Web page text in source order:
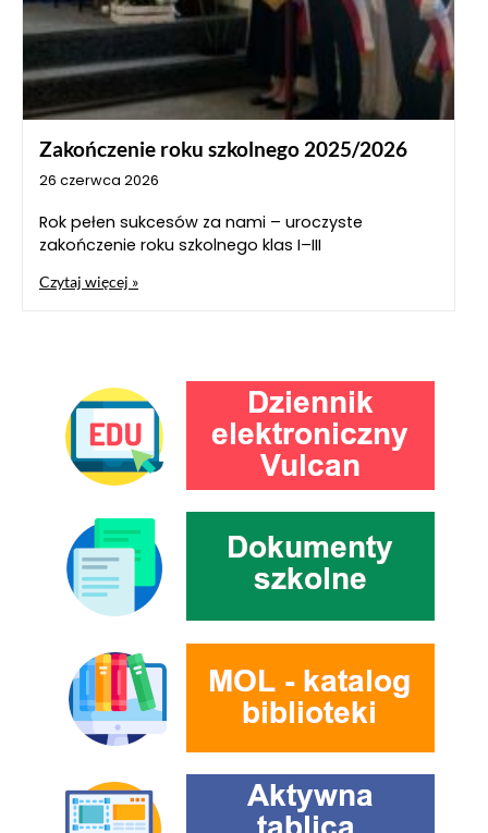
Zakończenie roku szkolnego 2025/2026
26 czerwca 2026
Rok pełen sukcesów za nami – uroczyste
zakończenie roku szkolnego klas I–III
Czytaj więcej »